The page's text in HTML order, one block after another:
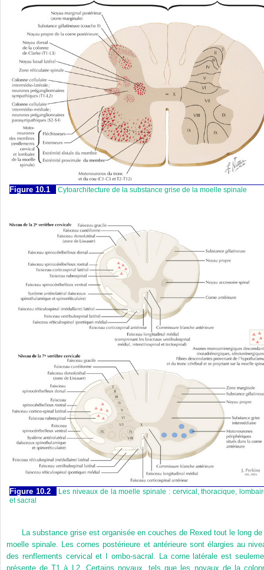
Figure 10.1 Cytoarchitecture de la substance grise de la moelle spinale
Figure 10.2
Les niveaux de la moelle spinale : cervical, thoracique,
et sacral
La substance grise est organisée en couches de Rexed tout le long de
moelle spinale. Les cornes postérieure et antérieure sont élargies au
des renflements cervical et I ombo-sacral. La corne latérale est
présente de T1 à L2. Certains noyaux, tels que les noyaux de la